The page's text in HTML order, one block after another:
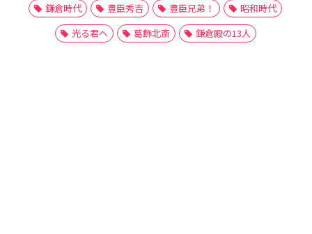
鎌倉時代
豊臣秀吉 豊臣兄弟！
昭和時代
光る君へ
葛飾北斎 鎌倉殿の13人